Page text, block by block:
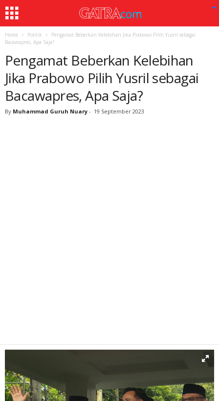
Home Politik
Pengamat Beberkan Kelebihan Jika Prabowo Pilih Yusril sebagai
Bacawapres, Apa Saja?
Pengamat Beberkan Kelebihan
Jika Prabowo Pilih Yusril sebagai
Bacawapres, Apa Saja?
By Muhammad Guruh Nuary - 19 September 2023